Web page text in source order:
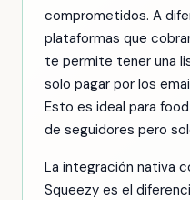
comprometidos. A
plataformas que
te permite tener una
solo pagar por los
Esto es ideal para
de seguidores pero
La integración nativa
Squeezy es el